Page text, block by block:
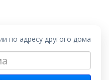
по адресу другого дома